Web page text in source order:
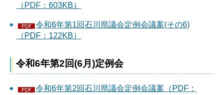
（PDF：603KB）
令和6年第1回石川県議会定例会議案(その6)
（PDF：122KB）
令和6年第2回(6月)定例会
令和6年第2回石川県議会定例会議案（PDF：